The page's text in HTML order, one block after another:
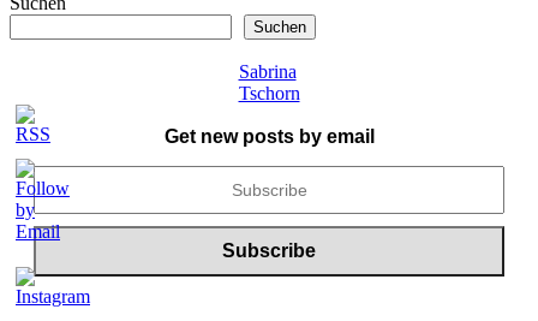
Suchen
Sabrina
Tschorn
Get new posts by email